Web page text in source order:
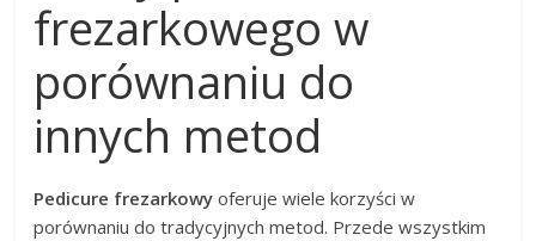
frezarkowego w
porównaniu do
innych metod
Pedicure frezarkowy oferuje wiele korzyści w
porównaniu do tradycyjnych metod. Przede wszystkim